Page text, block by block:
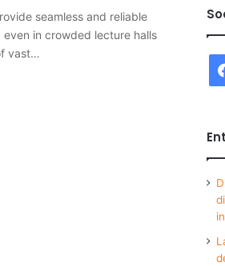
seamless and reliable
in crowded lecture halls
vast…